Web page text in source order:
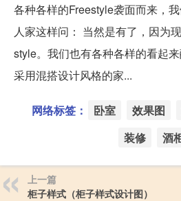
各种各样的Freestyle袭面而来，
人家这样问： 当然是有了，因为
style。我们也有各种各样的看起
采用混搭设计风格的家...
网络标签： 卧室 效果图
装修
酒
上一篇
柜子样式（柜子样式设计图）